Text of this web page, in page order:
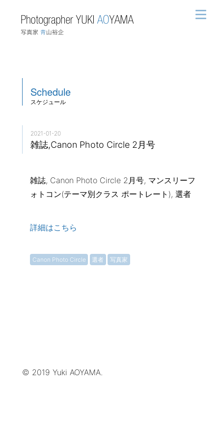
Schedule
スケジュール
2021-01-20
雑誌,Canon Photo Circle 2月号
雑誌, Canon Photo Circle 2月号, マンスリーフ
ォトコン(テーマ別クラス ポートレート), 選者
詳細はこちら
Canon Photo Circle 選者 写真家
© 2019 Yuki AOYAMA.